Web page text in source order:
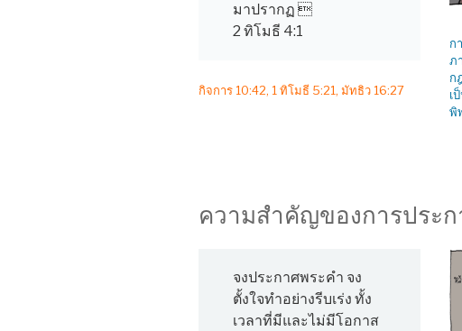
มาปรากฏ 
2 ทิโมธี 4:1
กิจการ 10:42, 1 ทิโมธี 5:21, มัทธิว 16:27
ก
ภ
ก
เ
พิ
ความสำคัญของการประก
จงประกาศพระคำ จง
ตั้งใจทำอย่างรีบเร่ง ทั้ง
เวลาที่มีและไม่มีโอกาส